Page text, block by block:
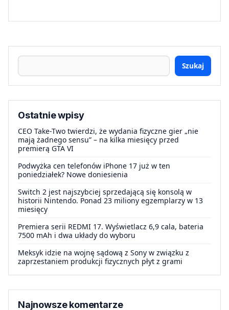
Szukaj
Ostatnie wpisy
CEO Take-Two twierdzi, że wydania fizyczne gier „nie
mają żadnego sensu” – na kilka miesięcy przed
premierą GTA VI
Podwyżka cen telefonów iPhone 17 już w ten
poniedziałek? Nowe doniesienia
Switch 2 jest najszybciej sprzedającą się konsolą w
historii Nintendo. Ponad 23 miliony egzemplarzy w 13
miesięcy
Premiera serii REDMI 17. Wyświetlacz 6,9 cala, bateria
7500 mAh i dwa układy do wyboru
Meksyk idzie na wojnę sądową z Sony w związku z
zaprzestaniem produkcji fizycznych płyt z grami
Najnowsze komentarze